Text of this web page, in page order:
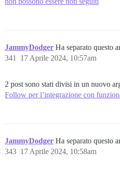
JammyDodger Ha separato questo
17 Aprile 2024, 10:57am
341
2 post sono stati divisi in un nuovo
Follow per l’integrazione con
JammyDodger Ha separato questo
17 Aprile 2024, 10:58am
343